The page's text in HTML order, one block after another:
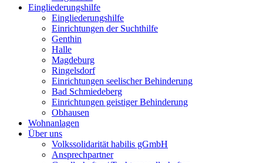
Eingliederungshilfe
Eingliederungshilfe
Einrichtungen der Suchthilfe
Genthin
Halle
Magdeburg
Ringelsdorf
Einrichtungen seelischer Behinderung
Bad Schmiedeberg
Einrichtungen geistiger Behinderung
Obhausen
Wohnanlagen
Über uns
Volkssolidarität habilis gGmbH
Ansprechpartner